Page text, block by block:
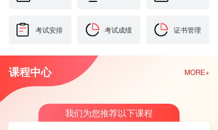
考试安排 考试成绩 证书管理
课程中心 MORE+
我们为您推荐以下课程